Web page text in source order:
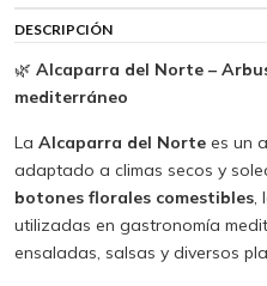
DESCRIPCIÓN
🌿 Alcaparra del Norte –
mediterráneo
La Alcaparra del Nortees un
adaptado a climas secos y
botones florales comestibles,
utilizadas en gastronomía
ensaladas, salsas y diversos